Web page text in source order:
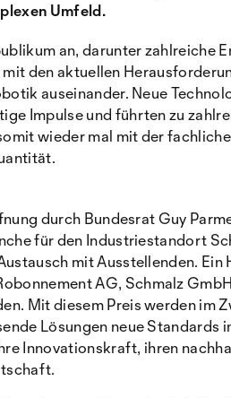
Umfeld.
an, darunter zahlreiche
den aktuellen
auseinander. Neue
Impulse und führten zu
wieder mal mit der
durch Bundesrat Guy
für den Industriestandort
mit Ausstellenden.
AG, Schmalz
Mit diesem Preis werden im
Lösungen neue Standards
Innovationskraft, ihren